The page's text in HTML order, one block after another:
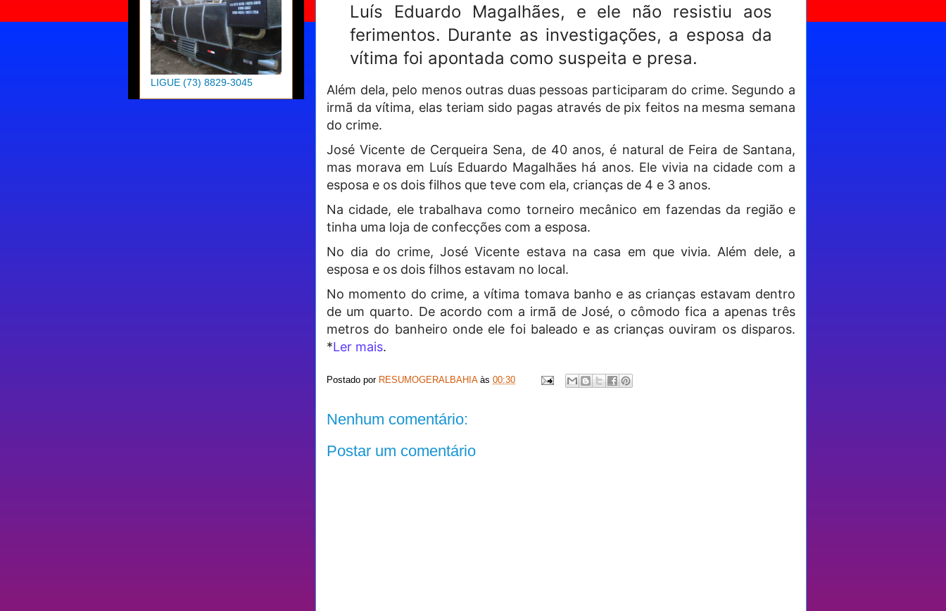
Luís Eduardo Magalhães, e ele não resistiu aos
ferimentos. Durante as investigações, a esposa da
vítima foi apontada como suspeita e presa.
Além dela, pelo menos outras duas pessoas participaram do crime. Segundo a
irmã da vítima, elas teriam sido pagas através de pix feitos na mesma semana
do crime.
José Vicente de Cerqueira Sena, de 40 anos, é natural de Feira de Santana,
mas morava em Luís Eduardo Magalhães há anos. Ele vivia na cidade com a
esposa e os dois filhos que teve com ela, crianças de 4 e 3 anos.
Na cidade, ele trabalhava como torneiro mecânico em fazendas da região e
tinha uma loja de confecções com a esposa.
No dia do crime, José Vicente estava na casa em que vivia. Além dele, a
esposa e os dois filhos estavam no local.
No momento do crime, a vítima tomava banho e as crianças estavam dentro
de um quarto. De acordo com a irmã de José, o cômodo fica a apenas três
metros do banheiro onde ele foi baleado e as crianças ouviram os disparos.
*Ler mais.
Postado por RESUMOGERALBAHIA às 00:30
Nenhum comentário:
Postar um comentário
LIGUE (73) 8829-3045